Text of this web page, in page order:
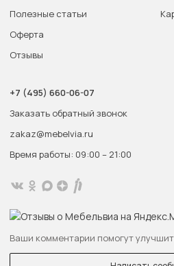
Полезные статьи
Оферта
Отзывы
+7 (495) 660-06-07
Заказать обратный звонок
zakaz@mebelvia.ru
Время работы: 09:00 – 21:00
Ваши комментарии помогут